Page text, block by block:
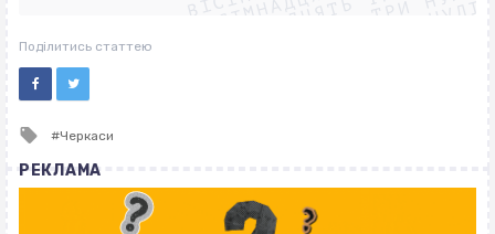
ВІСІМНАДЦЯТЬ ТРИ НУЛІ
ВІСІМНАДЦЯТЬ ТРИ НУЛІ
Поділитись статтею
Tagged
Черкаси
РЕКЛАМА